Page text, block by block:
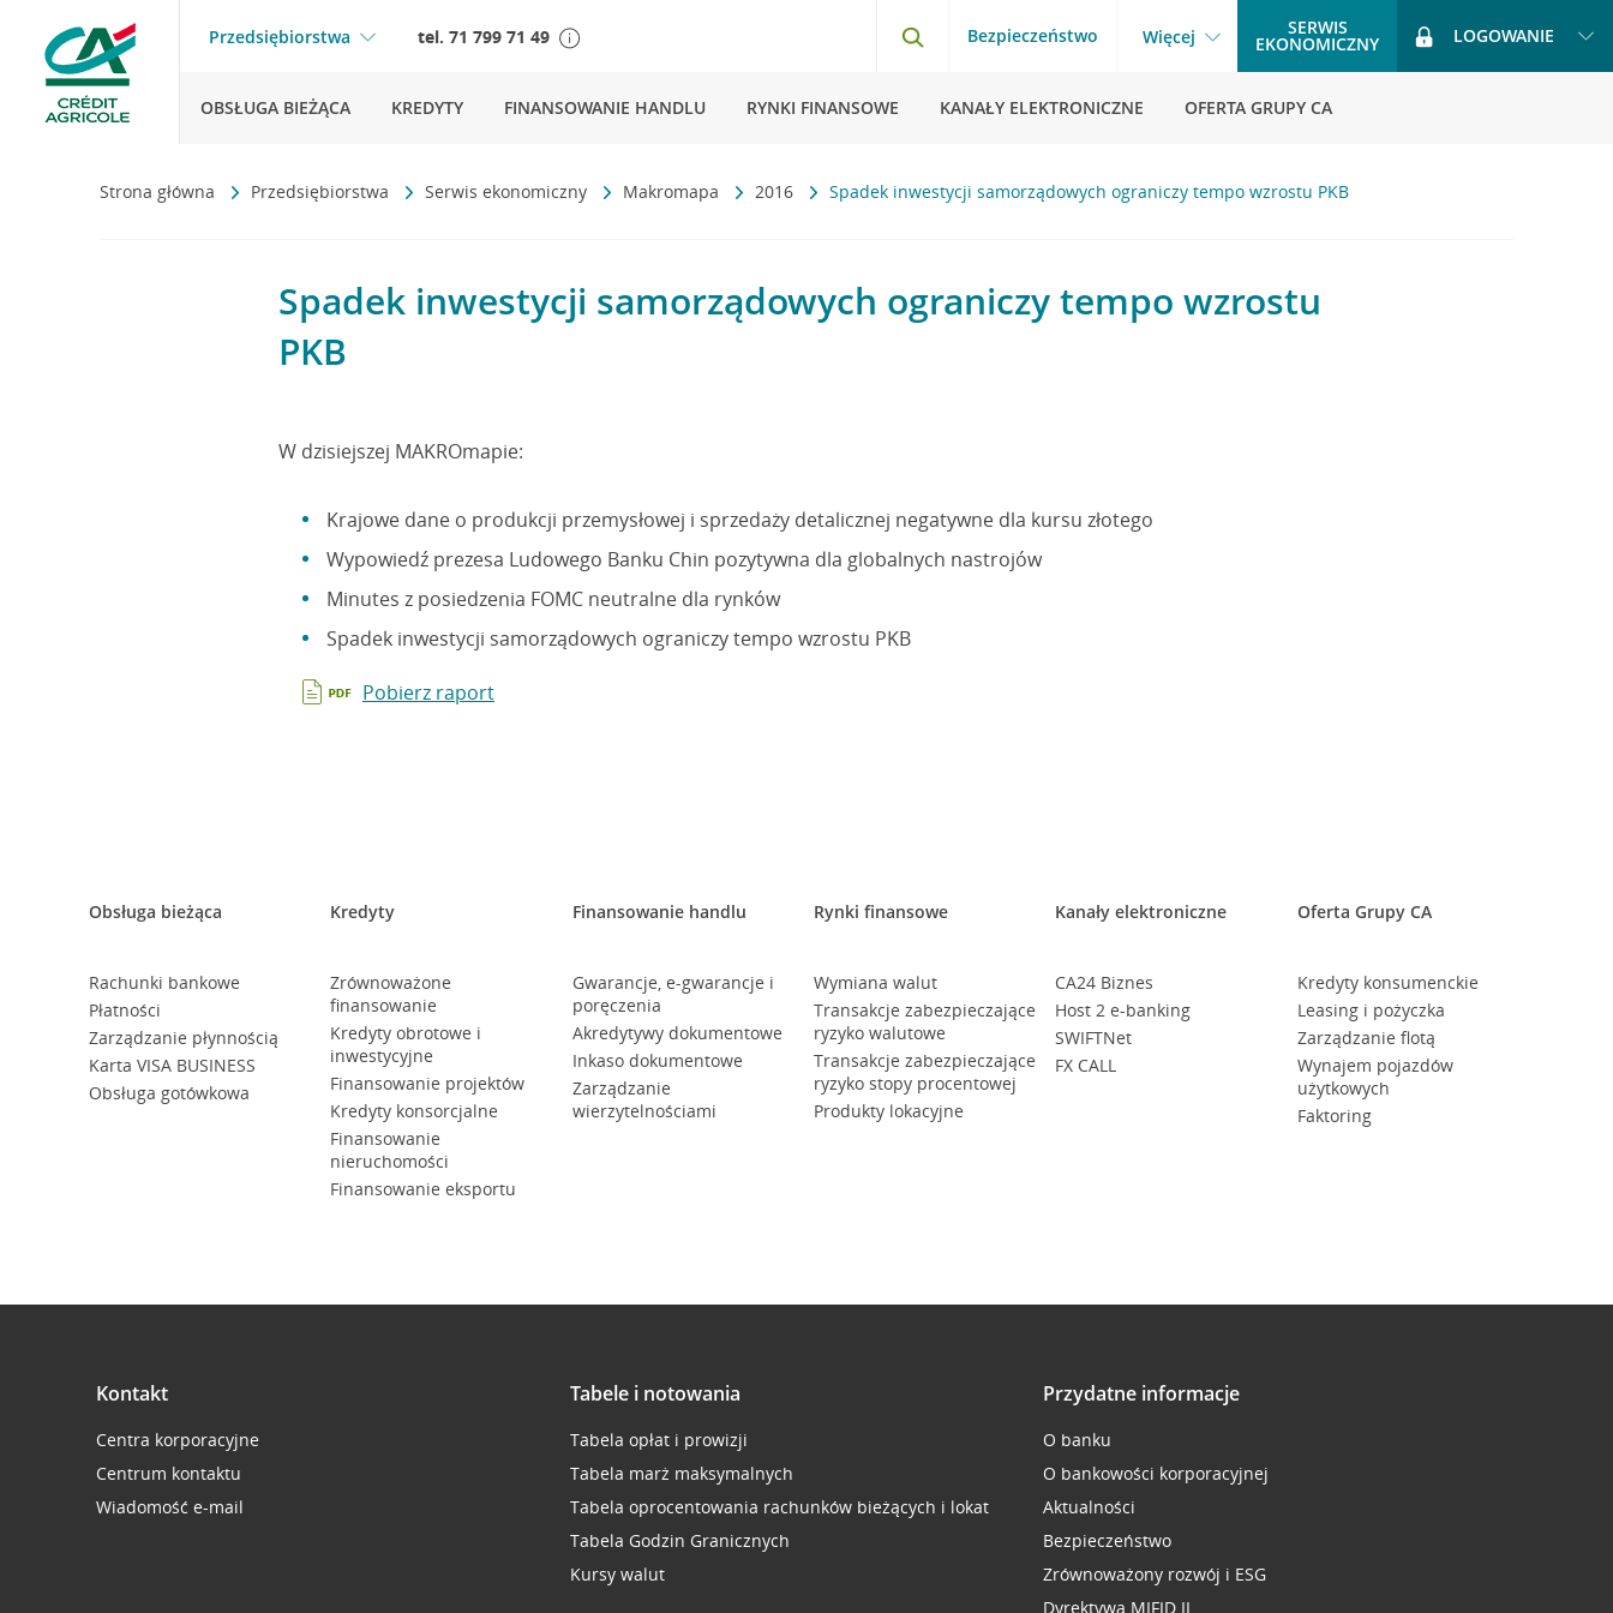
Przedsiębiorstwa tel. 71 799 71 49 Bezpieczeństwo Więcej SERWIS
EKONOMICZNY LOGOWANIE
OBSŁUGA BIEŻĄCA KREDYTY FINANSOWANIE HANDLU RYNKI FINANSOWE KANAŁY ELEKTRONICZNE OFERTA GRUPY CA
Strona główna Przedsiębiorstwa Serwis ekonomiczny Makromapa 2016 Spadek inwestycji samorządowych ograniczy tempo wzrostu PKB
Spadek inwestycji samorządowych ograniczy tempo wzrostu
PKB
W dzisiejszej MAKROmapie:
Krajowe dane o produkcji przemysłowej i sprzedaży detalicznej negatywne dla kursu złotego
Wypowiedź prezesa Ludowego Banku Chin pozytywna dla globalnych nastrojów
Minutes z posiedzenia FOMC neutralne dla rynków
Spadek inwestycji samorządowych ograniczy tempo wzrostu PKB
Pobierz raport
Obsługa bieżąca
Rachunki bankowe
Płatności
Zarządzanie płynnością
Karta VISA BUSINESS
Obsługa gotówkowa
Kredyty
Zrównoważone
finansowanie
Kredyty obrotowe i
inwestycyjne
Finansowanie projektów
Kredyty konsorcjalne
Finansowanie
nieruchomości
Finansowanie eksportu
Finansowanie handlu
Gwarancje, e-gwarancje i
poręczenia
Akredytywy dokumentowe
Inkaso dokumentowe
Zarządzanie
wierzytelnościami
Rynki finansowe
Wymiana walut
Transakcje zabezpieczające
ryzyko walutowe
Transakcje zabezpieczające
ryzyko stopy procentowej
Produkty lokacyjne
Kanały elektroniczne
CA24 Biznes
Host 2 e-banking
SWIFTNet
FX CALL
Oferta Grupy CA
Kredyty konsumenckie
Leasing i pożyczka
Zarządzanie flotą
Wynajem pojazdów
użytkowych
Faktoring
Kontakt
Centra korporacyjne
Centrum kontaktu
Wiadomość e-mail
Tabele i notowania
Tabela opłat i prowizji
Tabela marż maksymalnych
Tabela oprocentowania rachunków bieżących i lokat
Tabela Godzin Granicznych
Kursy walut
Przydatne informacje
O banku
O bankowości korporacyjnej
Aktualności
Bezpieczeństwo
Zrównoważony rozwój i ESG
Dyrektywa MIFID II